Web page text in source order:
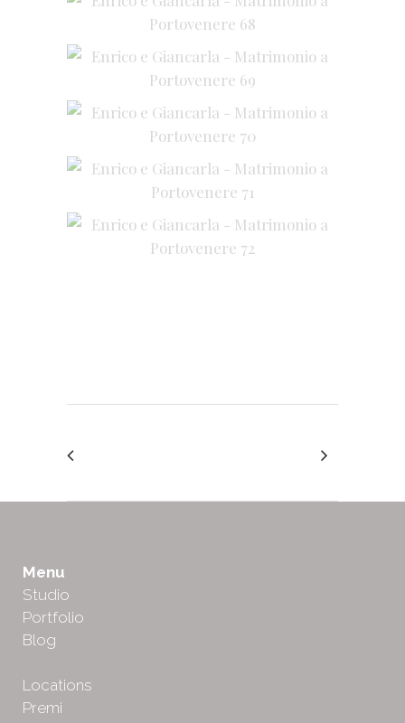
Menu
Studio
Portfolio
Blog
Locations
Premi